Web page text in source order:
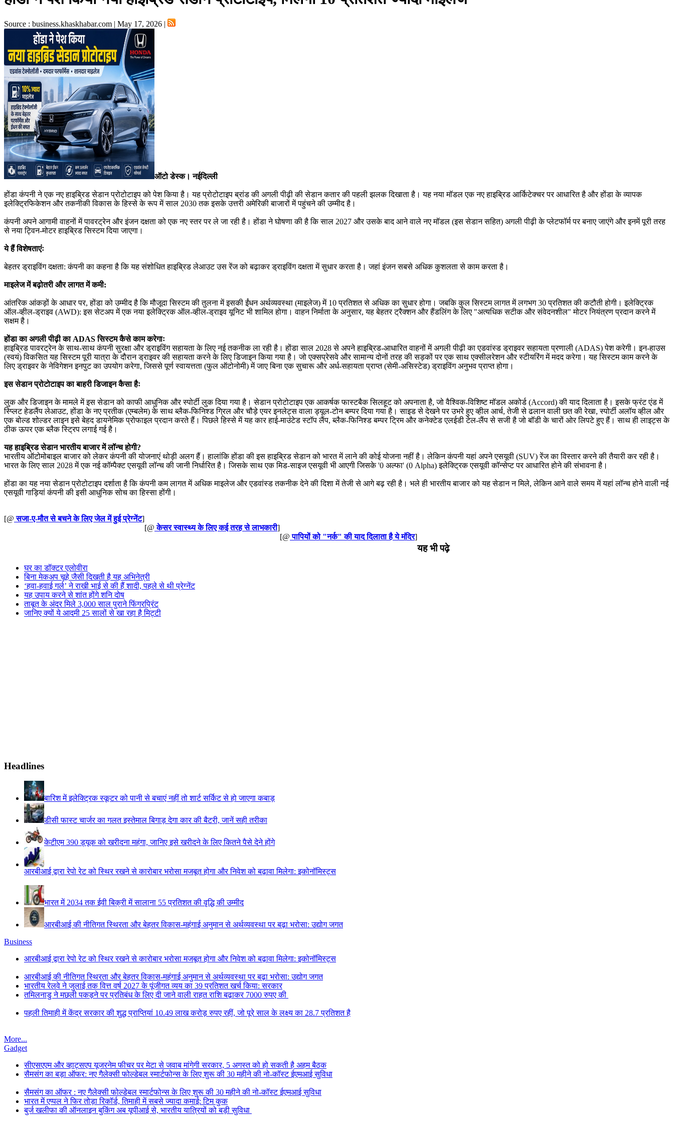
Source : business.khaskhabar.com | May 17, 2026 |
ऑटो डेस्क। नईदिल्ली
होंडा कंपनी ने एक नए हाइब्रिड सेडान प्रोटोटाइप को पेश किया है। यह प्रोटोटाइप ब्रांड की अगली पीढ़ी की सेडान कतार की पहली झलक दिखाता है। यह नया मॉडल एक नए हाइब्रिड आर्किटेक्चर पर आधारित है और होंडा के व्यापक
इलेक्ट्रिफिकेशन और तकनीकी विकास के हिस्से के रूप में साल 2030 तक इसके उत्तरी अमेरिकी बाजारों में पहुंचने की उम्मीद है।
कंपनी अपने आगामी वाहनों में पावरट्रेन और इंजन दक्षता को एक नए स्तर पर ले जा रही है। होंडा ने घोषणा की है कि साल 2027 और उसके बाद आने वाले नए मॉडल (इस सेडान सहित) अगली पीढ़ी के प्लेटफॉर्म पर बनाए जाएंगे और इनमें पूरी तरह
से नया ट्विन-मोटर हाइब्रिड सिस्टम दिया जाएगा।
ये हैं विशेषताएंः
बेहतर ड्राइविंग दक्षता: कंपनी का कहना है कि यह संशोधित हाइब्रिड लेआउट उस रेंज को बढ़ाकर ड्राइविंग दक्षता में सुधार करता है। जहां इंजन सबसे अधिक कुशलता से काम करता है।
माइलेज में बढ़ोतरी और लागत में कमी:
आंतरिक आंकड़ों के आधार पर, होंडा को उम्मीद है कि मौजूदा सिस्टम की तुलना में इसकी ईंधन अर्थव्यवस्था (माइलेज) में 10 प्रतिशत से अधिक का सुधार होगा। जबकि कुल सिस्टम लागत में लगभग 30 प्रतिशत की कटौती होगी। इलेक्ट्रिक
ऑल-व्हील-ड्राइव (AWD): इस सेटअप में एक नया इलेक्ट्रिक ऑल-व्हील-ड्राइव यूनिट भी शामिल होगा। वाहन निर्माता के अनुसार, यह बेहतर ट्रैक्शन और हैंडलिंग के लिए "अत्यधिक सटीक और संवेदनशील" मोटर नियंत्रण प्रदान करने में
सक्षम है।
होंडा का अगली पीढ़ी का ADAS सिस्टम कैसे काम करेगाः
हाइब्रिड पावरट्रेन के साथ-साथ कंपनी सुरक्षा और ड्राइविंग सहायता के लिए नई तकनीक ला रही है। होंडा साल 2028 से अपने हाइब्रिड-आधारित वाहनों में अगली पीढ़ी का एडवांस्ड ड्राइवर सहायता प्रणाली (ADAS) पेश करेगी। इन-हाउस
(स्वयं) विकसित यह सिस्टम पूरी यात्रा के दौरान ड्राइवर की सहायता करने के लिए डिजाइन किया गया है। जो एक्सप्रेसवे और सामान्य दोनों तरह की सड़कों पर एक साथ एक्सीलरेशन और स्टीयरिंग में मदद करेगा। यह सिस्टम काम करने के
लिए ड्राइवर के नेविगेशन इनपुट का उपयोग करेगा, जिससे पूर्ण स्वायत्तता (फुल ऑटोनोमी) में जाए बिना एक सुचारू और अर्ध-सहायता प्राप्त (सेमी-असिस्टेड) ड्राइविंग अनुभव प्राप्त होगा।
इस सेडान प्रोटोटाइप का बाहरी डिजाइन कैसा हैः
लुक और डिजाइन के मामले में इस सेडान को काफी आधुनिक और स्पोर्टी लुक दिया गया है। सेडान प्रोटोटाइप एक आकर्षक फास्टबैक सिलहूट को अपनाता है, जो वैश्विक-विशिष्ट मॉडल अकोर्ड (Accord) की याद दिलाता है। इसके फ्रंट एंड में
स्प्लिट हेडलैंप लेआउट, होंडा के नए प्रतीक (एम्बलेम) के साथ ब्लैक-फिनिश्ड ग्रिल और चौड़े एयर इनलेट्स वाला ड्यूल-टोन बम्पर दिया गया है। साइड से देखने पर उभरे हुए व्हील आर्च, तेजी से ढलान वाली छत की रेखा, स्पोर्टी अलॉय व्हील और
एक बोल्ड शोल्डर लाइन इसे बेहद डायनेमिक प्रोफाइल प्रदान करते हैं। पिछले हिस्से में यह कार हाई-माउंटेड स्टॉप लैंप, ब्लैक-फिनिश्ड बम्पर ट्रिम और कनेक्टेड एलईडी टेल-लैंप से सजी है जो बॉडी के चारों ओर लिपटे हुए हैं। साथ ही लाइट्स के
ठीक ऊपर एक ब्लैक स्ट्रिप लगाई गई है।
यह हाइब्रिड सेडान भारतीय बाजार में लॉन्च होगी?
भारतीय ऑटोमोबाइल बाजार को लेकर कंपनी की योजनाएं थोड़ी अलग हैं। हालांकि होंडा की इस हाइब्रिड सेडान को भारत में लाने की कोई योजना नहीं है। लेकिन कंपनी यहां अपने एसयूवी (SUV) रेंज का विस्तार करने की तैयारी कर रही है।
भारत के लिए साल 2028 में एक नई कॉम्पैक्ट एसयूवी लॉन्च की जानी निर्धारित है। जिसके साथ एक मिड-साइज एसयूवी भी आएगी जिसके '0 अल्फा' (0 Alpha) इलेक्ट्रिक एसयूवी कॉन्सेप्ट पर आधारित होने की संभावना है।
होंडा का यह नया सेडान प्रोटोटाइप दर्शाता है कि कंपनी कम लागत में अधिक माइलेज और एडवांस्ड तकनीक देने की दिशा में तेजी से आगे बढ़ रही है। भले ही भारतीय बाजार को यह सेडान न मिले, लेकिन आने वाले समय में यहां लॉन्च होने वाली नई
एसयूवी गाड़ियां कंपनी की इसी आधुनिक सोच का हिस्सा होंगी।
[@ सजा-ए-मौत से बचने के लिए जेल में हुई प्रेग्नेंट]
[@ केसर स्वास्थ्य के लिए कई तरह से लाभकारी]
[@ पापियों को "नर्क" की याद दिलाता है ये मंदिर]
यह भी पढ़े
घर का डॉक्टर एलोवीरा
बिना मेकअप चूहे जैसी दिखती है यह अभिनेत्री
‘हवा-हवाई गर्ल’ ने राखी भाई से की हैं शादी, पहले से थी प्रेग्नेंट
यह उपाय करने से शांत होंगे शनि दोष
ताबूत के अंदर मिले 3,000 साल पुराने फिंगरप्रिंट
जानिए क्यों ये आदमी 25 सालों से खा रहा है मिट्टी
Headlines
बारिश में इलेक्ट्रिक स्कूटर को पानी से बचाएं नहीं तो शार्ट सर्किट से हो जाएगा कबाड़
डीसी फास्ट चार्जर का गलत इस्तेमाल बिगाड़ देगा कार की बैटरी, जानें सही तरीका
केटीएम 390 ड्यूक को खरीदना महंगा, जानिए इसे खरीदने के लिए कितने पैसे देने होंगे
आरबीआई द्वारा रेपो रेट को स्थिर रखने से कारोबार भरोसा मजबूत होगा और निवेश को बढ़ावा मिलेगा: इकोनॉमिस्ट्स
भारत में 2034 तक ईवी बिक्री में सालाना 55 प्रतिशत की वृद्धि की उम्मीद
आरबीआई की नीतिगत स्थिरता और बेहतर विकास-महंगाई अनुमान से अर्थव्यवस्था पर बढ़ा भरोसा: उद्योग जगत
Business
आरबीआई द्वारा रेपो रेट को स्थिर रखने से कारोबार भरोसा मजबूत होगा और निवेश को बढ़ावा मिलेगा: इकोनॉमिस्ट्स
आरबीआई की नीतिगत स्थिरता और बेहतर विकास-महंगाई अनुमान से अर्थव्यवस्था पर बढ़ा भरोसा: उद्योग जगत
भारतीय रेलवे ने जुलाई तक वित्त वर्ष 2027 के पूंजीगत व्यय का 39 प्रतिशत खर्च किया: सरकार
तमिलनाडु ने मछली पकड़ने पर प्रतिबंध के लिए दी जाने वाली राहत राशि बढ़ाकर 7000 रुपए की
पहली तिमाही में केंद्र सरकार की शुद्ध प्राप्तियां 10.49 लाख करोड़ रुपए रहीं, जो पूरे साल के लक्ष्य का 28.7 प्रतिशत है
More...
Gadget
सीएसएएम और व्हाट्सएप यूजरनेम फीचर पर मेटा से जवाब मांगेगी सरकार, 5 अगस्त को हो सकती है अहम बैठक
सैमसंग का बड़ा ऑफर: नए गैलेक्सी फोल्डेबल स्मार्टफोन्स के लिए शुरू की 30 महीने की नो-कॉस्ट ईएमआई सुविधा
सैमसंग का ऑफर : नए गैलेक्सी फोल्डेबल स्मार्टफोन्स के लिए शुरू की 30 महीने की नो-कॉस्ट ईएमआई सुविधा
भारत में एप्पल ने फिर तोड़ा रिकॉर्ड, तिमाही में सबसे ज्यादा कमाई: टिम कुक
बुर्ज खलीफा की ऑनलाइन बुकिंग अब यूपीआई से, भारतीय यात्रियों को बड़ी सुविधा